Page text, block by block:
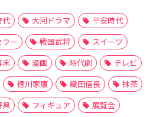
代 大河ドラマ
平安時代
ラー 戦国武将
スイーツ
末 漫画 時代劇
テレビ
徳川家康 織田信長
抹茶
具 フィギュア
展覧会